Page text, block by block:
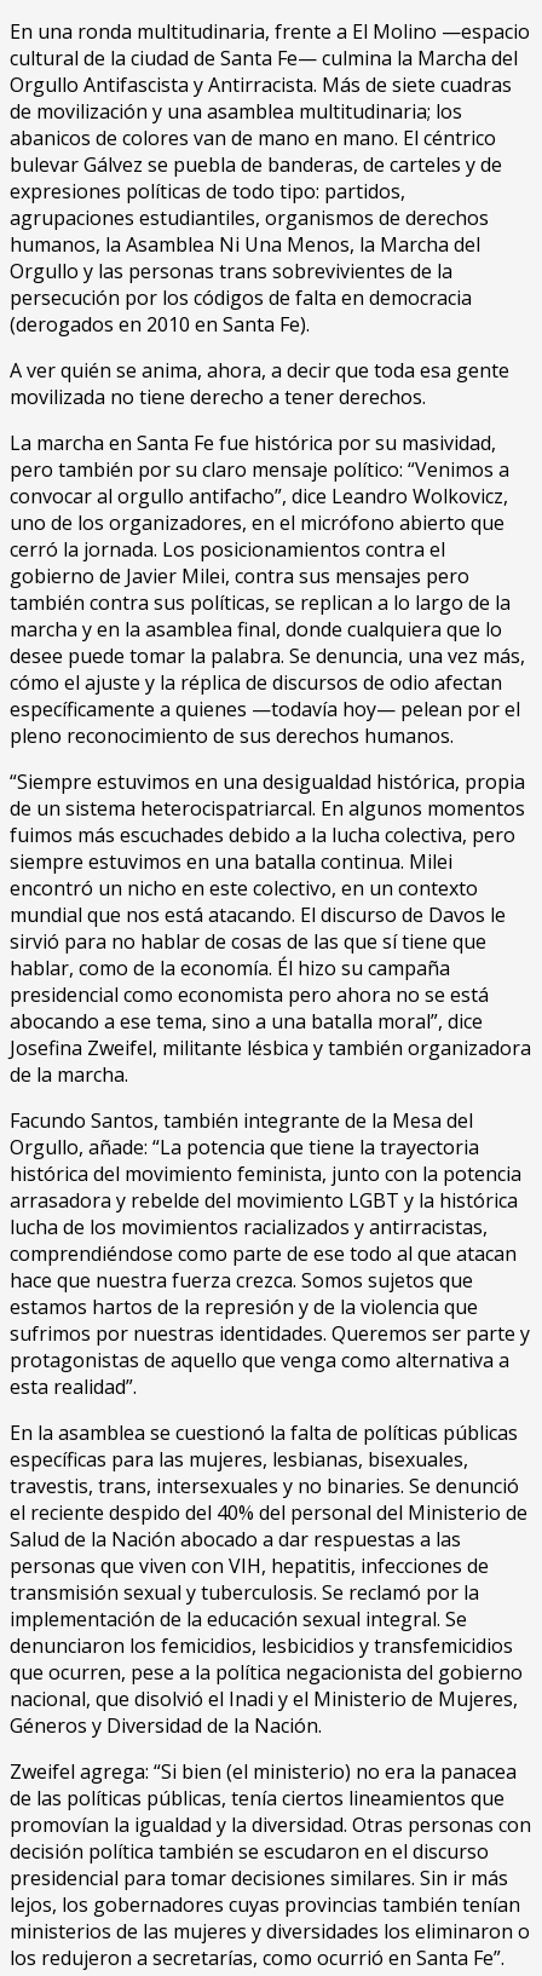
En una ronda multitudinaria, frente a El Molino —espacio
cultural de la ciudad de Santa Fe— culmina la Marcha del
Orgullo Antifascista y Antirracista. Más de siete cuadras
de movilización y una asamblea multitudinaria; los
abanicos de colores van de mano en mano. El céntrico
bulevar Gálvez se puebla de banderas, de carteles y de
expresiones políticas de todo tipo: partidos,
agrupaciones estudiantiles, organismos de derechos
humanos, la Asamblea Ni Una Menos, la Marcha del
Orgullo y las personas trans sobrevivientes de la
persecución por los códigos de falta en democracia
(derogados en 2010 en Santa Fe).
A ver quién se anima, ahora, a decir que toda esa gente
movilizada no tiene derecho a tener derechos.
La marcha en Santa Fe fue histórica por su masividad,
pero también por su claro mensaje político: “Venimos a
convocar al orgullo antifacho”, dice Leandro Wolkovicz,
uno de los organizadores, en el micrófono abierto que
cerró la jornada. Los posicionamientos contra el
gobierno de Javier Milei, contra sus mensajes pero
también contra sus políticas, se replican a lo largo de la
marcha y en la asamblea final, donde cualquiera que lo
desee puede tomar la palabra. Se denuncia, una vez más,
cómo el ajuste y la réplica de discursos de odio afectan
específicamente a quienes —todavía hoy— pelean por el
pleno reconocimiento de sus derechos humanos.
“Siempre estuvimos en una desigualdad histórica, propia
de un sistema heterocispatriarcal. En algunos momentos
fuimos más escuchades debido a la lucha colectiva, pero
siempre estuvimos en una batalla continua. Milei
encontró un nicho en este colectivo, en un contexto
mundial que nos está atacando. El discurso de Davos le
sirvió para no hablar de cosas de las que sí tiene que
hablar, como de la economía. Él hizo su campaña
presidencial como economista pero ahora no se está
abocando a ese tema, sino a una batalla moral”, dice
Josefina Zweifel, militante lésbica y también organizadora
de la marcha.
Facundo Santos, también integrante de la Mesa del
Orgullo, añade: “La potencia que tiene la trayectoria
histórica del movimiento feminista, junto con la potencia
arrasadora y rebelde del movimiento LGBT y la histórica
lucha de los movimientos racializados y antirracistas,
comprendiéndose como parte de ese todo al que atacan
hace que nuestra fuerza crezca. Somos sujetos que
estamos hartos de la represión y de la violencia que
sufrimos por nuestras identidades. Queremos ser parte y
protagonistas de aquello que venga como alternativa a
esta realidad”.
En la asamblea se cuestionó la falta de políticas públicas
específicas para las mujeres, lesbianas, bisexuales,
travestis, trans, intersexuales y no binaries. Se denunció
el reciente despido del 40% del personal del Ministerio de
Salud de la Nación abocado a dar respuestas a las
personas que viven con VIH, hepatitis, infecciones de
transmisión sexual y tuberculosis. Se reclamó por la
implementación de la educación sexual integral. Se
denunciaron los femicidios, lesbicidios y transfemicidios
que ocurren, pese a la política negacionista del gobierno
nacional, que disolvió el Inadi y el Ministerio de Mujeres,
Géneros y Diversidad de la Nación.
Zweifel agrega: “Si bien (el ministerio) no era la panacea
de las políticas públicas, tenía ciertos lineamientos que
promovían la igualdad y la diversidad. Otras personas con
decisión política también se escudaron en el discurso
presidencial para tomar decisiones similares. Sin ir más
lejos, los gobernadores cuyas provincias también tenían
ministerios de las mujeres y diversidades los eliminaron o
los redujeron a secretarías, como ocurrió en Santa Fe”.